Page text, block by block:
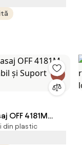
OFF 4181M
și Suport
din plastic